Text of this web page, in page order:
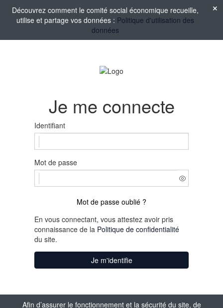
Afin d’assurer le fonctionnement et la sécurité du site, de
Découvrez comment le comité social économique recueille,
utilise et partage vos données : Politique d'utilisation des
données
Je me connecte
Identifiant
Mot de passe
Mot de passe oublié ?
En vous connectant, vous attestez avoir pris
connaissance de la Politique de confidentialité
du site.
Je m'identifie